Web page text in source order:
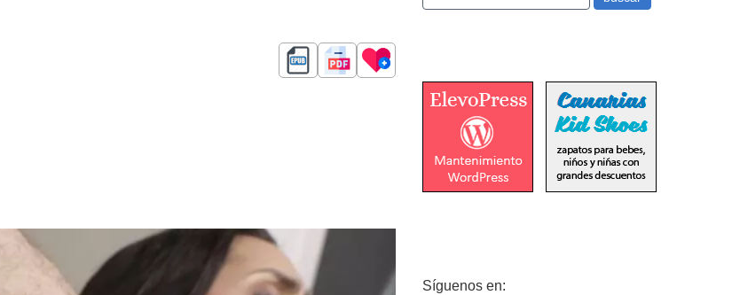
Síguenos en: